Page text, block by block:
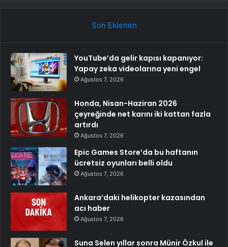
Son Eklenen
YouTube’da gelir kapısı kapanıyor:
Yapay zeka videolarına yeni engel
Ağustos 7, 2026
Honda, Nisan-Haziran 2026
çeyreğinde net karını iki kattan fazla
artırdı
Ağustos 7, 2026
Epic Games Store’da bu haftanın
ücretsiz oyunları belli oldu
Ağustos 7, 2026
Ankara’daki helikopter kazasından
acı haber
Ağustos 7, 2026
Suna Selen yıllar sonra Münir Özkul ile